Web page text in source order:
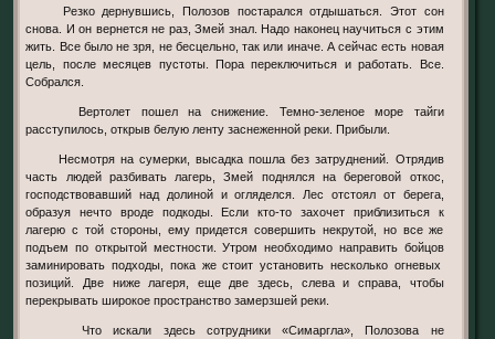
Резко дернувшись, Полозов постарался отдышаться. Этот сон
снова. И он вернется не раз, Змей знал. Надо наконец научиться с этим
жить. Все было не зря, не бесцельно, так или иначе. А сейчас есть новая
цель, после месяцев пустоты. Пора переключиться и работать. Все.
Собрался.
Вертолет пошел на снижение. Темно-зеленое море тайги
расступилось, открыв белую ленту заснеженной реки. Прибыли.
Несмотря на сумерки, высадка пошла без затруднений. Отрядив
часть людей разбивать лагерь, Змей поднялся на береговой откос,
господствовавший над долиной и огляделся. Лес отстоял от берега,
образуя нечто вроде подкоды. Если кто-то захочет приблизиться к
лагерю с той стороны, ему придется совершить некрутой, но все же
подъем по открытой местности. Утром необходимо направить бойцов
заминировать подходы, пока же стоит установить несколько огневых
позиций. Две ниже лагеря, еще две здесь, слева и справа, чтобы
перекрывать широкое пространство замерзшей реки.
Что искали здесь сотрудники «Симаргла», Полозова не